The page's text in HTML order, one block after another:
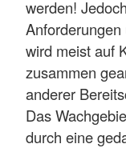
werden!
wird meist auf
zusammen
anderer
Das
durch eine